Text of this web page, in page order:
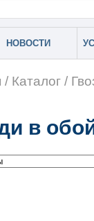
НОВОСТИ
/ Каталог /
в